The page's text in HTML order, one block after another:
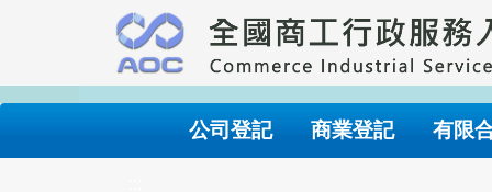
要
內
公司登記 商業登記 有限